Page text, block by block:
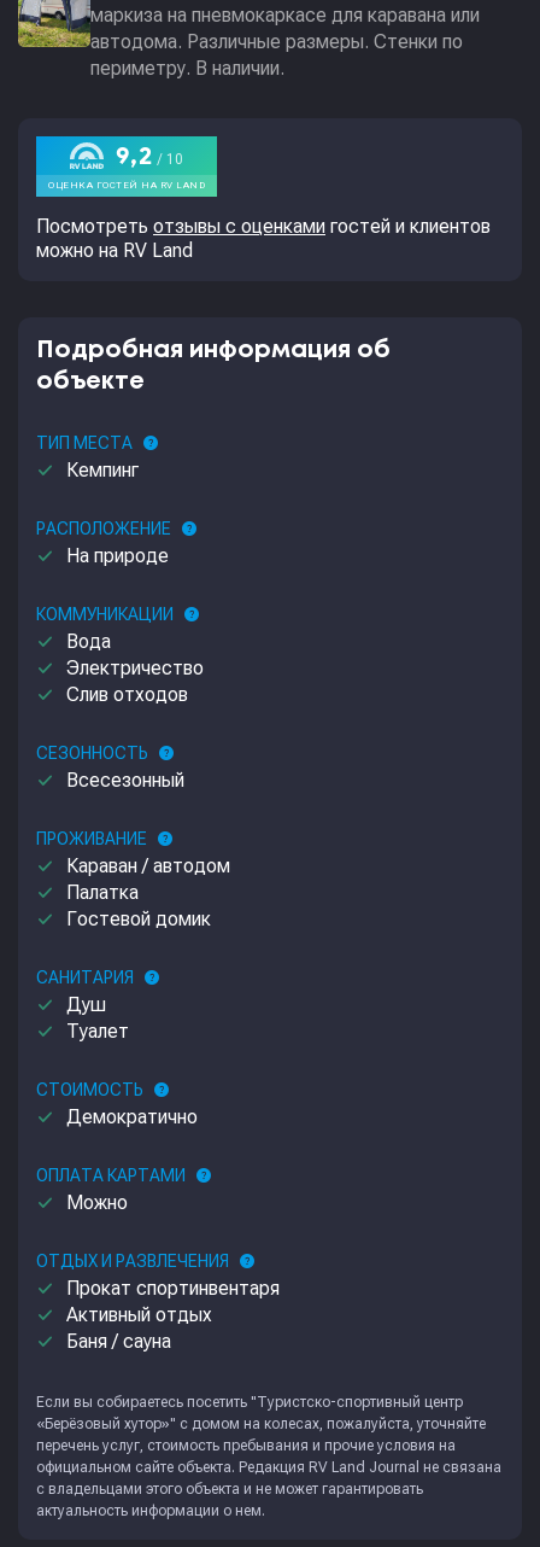
маркиза на пневмокаркасе для каравана или
автодома. Различные размеры. Стенки по
периметру. В наличии.
Посмотреть отзывы с оценками гостей и клиентов
можно на RV Land
Подробная информация об
объекте
ТИП МЕСТА help
done Кемпинг
РАСПОЛОЖЕНИЕ help
done На природе
КОММУНИКАЦИИ help
done Вода
done Электричество
done Слив отходов
СЕЗОННОСТЬ help
done Всесезонный
ПРОЖИВАНИЕ help
done Караван / автодом
done Палатка
done Гостевой домик
САНИТАРИЯ help
done Душ
done Туалет
СТОИМОСТЬ help
done Демократично
ОПЛАТА КАРТАМИ help
done Можно
ОТДЫХ И РАЗВЛЕЧЕНИЯ help
done Прокат спортинвентаря
done Активный отдых
done Баня / сауна
Если вы собираетесь посетить "Туристско-спортивный центр
«Берёзовый хутор»" с домом на колесах, пожалуйста, уточняйте
перечень услуг, стоимость пребывания и прочие условия на
официальном сайте объекта. Редакция RV Land Journal не связана
с владельцами этого объекта и не может гарантировать
актуальность информации о нем.